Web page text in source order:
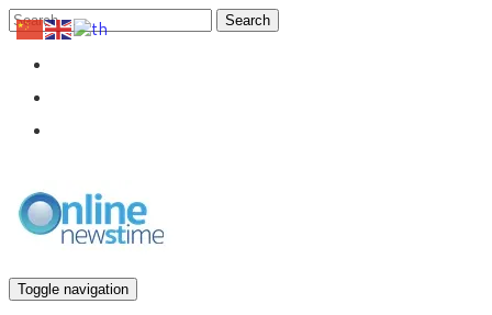
Search
Toggle navigation